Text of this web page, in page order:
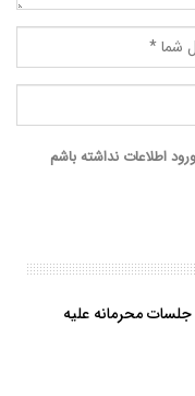
اطلاعات نداشته باشم
جلسات محرمانه علیه